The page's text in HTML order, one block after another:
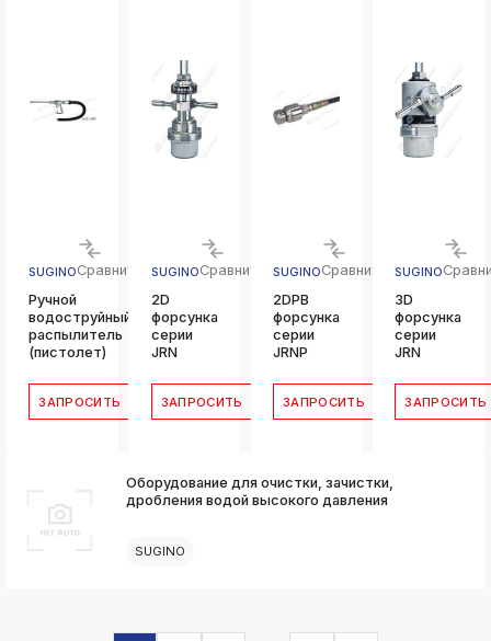
ksldkfjsdlfkjsls;ldfkgjsdl;kfkфыва
ksldkfjsdlfkjsls;ldfkgjsdl;kfkфыва
ksldkfjsdlfkjsls;ldfkgjsdl;kfkфыва
ksldkfjsdlfkjsls;ldfkgjsdl;kfkфыва
SUGINOСравнить
Ручной
водоструйный
распылитель
(пистолет)
ЗАПРОСИТЬ
SUGINOСравнить
2D
форсунка
серии
JRN
ЗАПРОСИТЬ
SUGINOСравнить
2DPB
форсунка
серии
JRNP
ЗАПРОСИТЬ
SUGINO
3D
форсунка
серии
JRN
ЗАПРОСИТЬ
Оборудование для очистки, зачистки,
дробления водой высокого давления
SUGINO